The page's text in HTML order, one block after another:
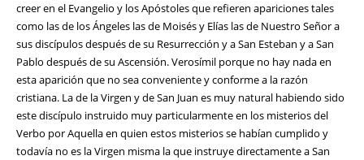
creer en el Evangelio y los Apóstoles que refieren apariciones tales
como las de los Ángeles las de Moisés y Elías las de Nuestro Señor a
sus discípulos después de su Resurrección y a San Esteban y a San
Pablo después de su Ascensión. Verosímil porque no hay nada en
esta aparición que no sea conveniente y conforme a la razón
cristiana. La de la Virgen y de San Juan es muy natural habiendo sido
este discípulo instruido muy particularmente en los misterios del
Verbo por Aquella en quien estos misterios se habían cumplido y
todavía no es la Virgen misma la que instruye directamente a San